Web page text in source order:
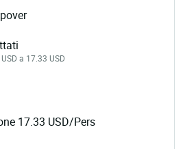
a 17.33 USD
17.33 USD/Pers